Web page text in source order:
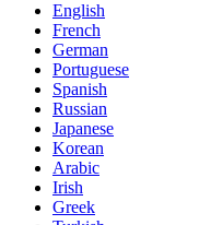
English
French
German
Portuguese
Spanish
Russian
Japanese
Korean
Arabic
Irish
Greek